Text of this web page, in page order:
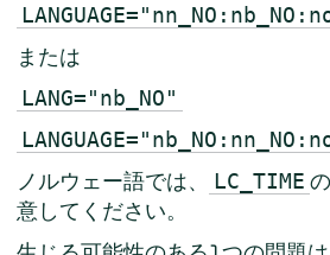
または
LANG="nb_NO"
ノルウェー語では、 LC_TIME
意してください。